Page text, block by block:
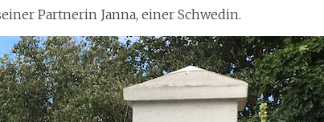
Partnerin Janna, einer Schwedin.